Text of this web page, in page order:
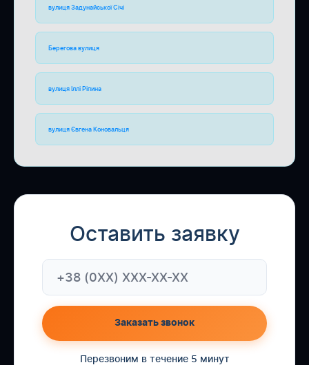
вулиця Задунайської Січі
Берегова вулиця
вулиця Іллі Ріпина
вулиця Євгена Коновальця
Оставить заявку
Заказать звонок
Перезвоним в течение 5 минут